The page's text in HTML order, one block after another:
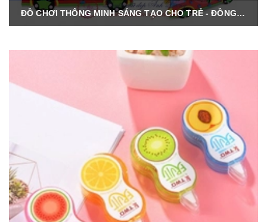
ĐỒ CHƠI THÔNG MINH SÁNG TẠO CHO TRẺ - ĐỒNG HỒ KHÉO TAY CÓ CẮM BÚT